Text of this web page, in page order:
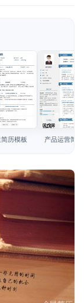
板
历模板
查看模板
产品运营简